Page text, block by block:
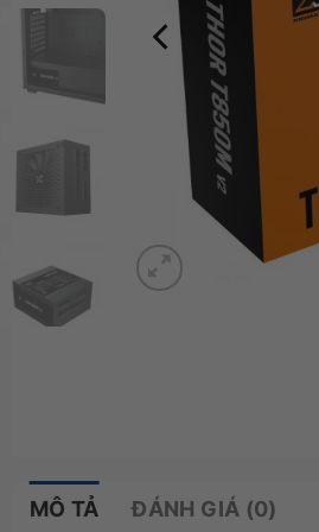
MÔ TẢ ĐÁNH GIÁ (0)